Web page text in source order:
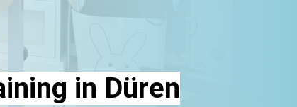
in Düren